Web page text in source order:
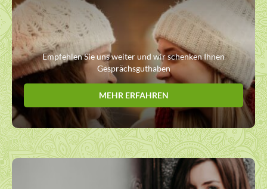
Empfehlen Sie uns weiter und wir schenken Ihnen
Gesprächsguthaben
MEHR ERFAHREN